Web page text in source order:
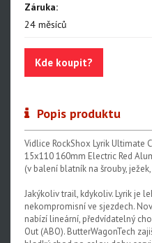
Reverb
Oleje, maziva, kapaliny
Upgrade kity
Nářadí, hustilky
Náhradní díly k vidlicím
Náhradní díly k tlumičům
Náhradní díly k sedlovkám
Pevné osy
Záruka:
24 měsíců
Kde koupit?
Popis produktu
Vidlice RockShox Lyrik Ultimate
15x110 160mm Electric Red
(v balení blatník na šrouby,
Jakýkoliv trail, kdykoliv. Lyrik je
nekompromisní ve sjezdech.
nabízí lineární, předvídatelný
Out (ABO). ButterWagonTech